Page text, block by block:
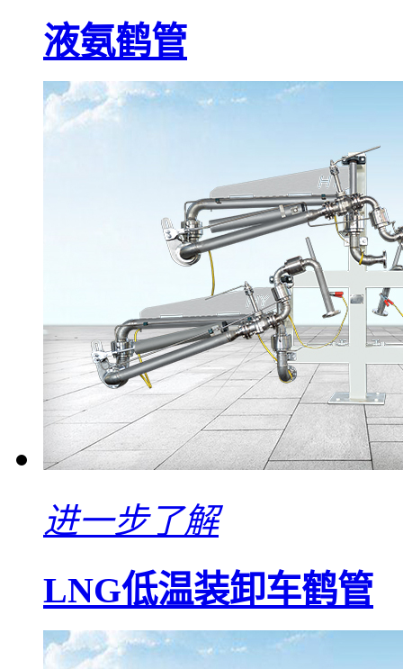
液氨鹤管
进一步了解
LNG低温装卸车鹤管